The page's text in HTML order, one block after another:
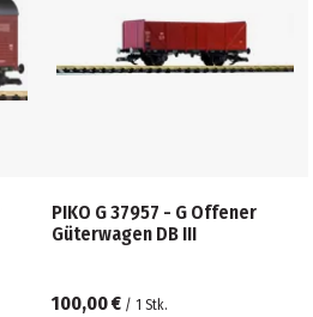
PIKO G 37957 - G Offener
Güterwagen DB III
100,00 € / 1 Stk.